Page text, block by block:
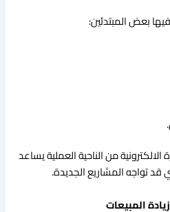
بعض المبتدئين:
من الناحية العملية يساعد
قد تواجه المشاريع الجديدة.
المبيعات